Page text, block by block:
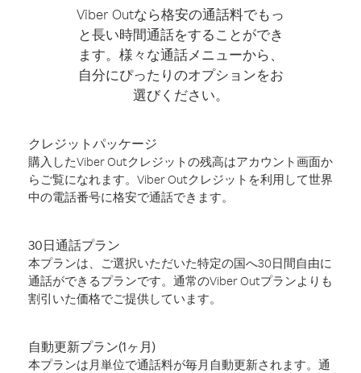
Viber Outなら格安の通話料でもっ
と長い時間通話をすることができ
ます。様々な通話メニューから、
自分にぴったりのオプションをお
選びください。
クレジットパッケージ
購入したViber Outクレジットの残高はアカウント画面か
らご覧になれます。Viber Outクレジットを利用して世界
中の電話番号に格安で通話できます。
30日通話プラン
本プランは、ご選択いただいた特定の国へ30日間自由に
通話ができるプランです。通常のViber Outプランよりも
割引いた価格でご提供しています。
自動更新プラン(1ヶ月)
本プランは月単位で通話料が毎月自動更新されます。通